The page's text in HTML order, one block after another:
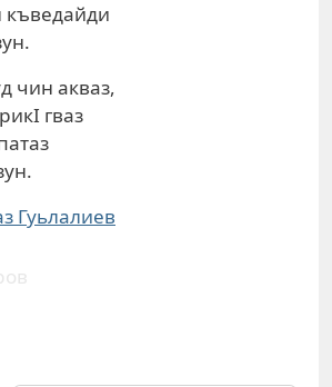
чин акваз,
гваз
Гуьлалиев